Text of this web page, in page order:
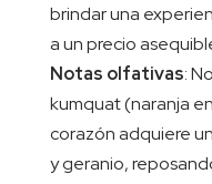
brindar una
a un precio
Notas olfativas:
kumquat (naranja
corazón adquiere
y geranio,